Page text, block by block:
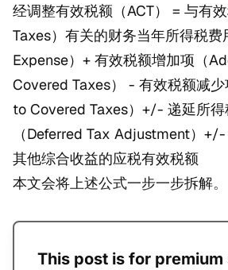
经调整有效税额（ACT） = 与有
Taxes）有关的财务当年所得税
Expense）+ 有效税额增加项（
Covered Taxes） - 有效税额减
to Covered Taxes）+/- 递延所得
（Deferred Tax Adjustment）
其他综合收益的应税有效税额
本文会将上述公式一步一步拆解。
This post is for